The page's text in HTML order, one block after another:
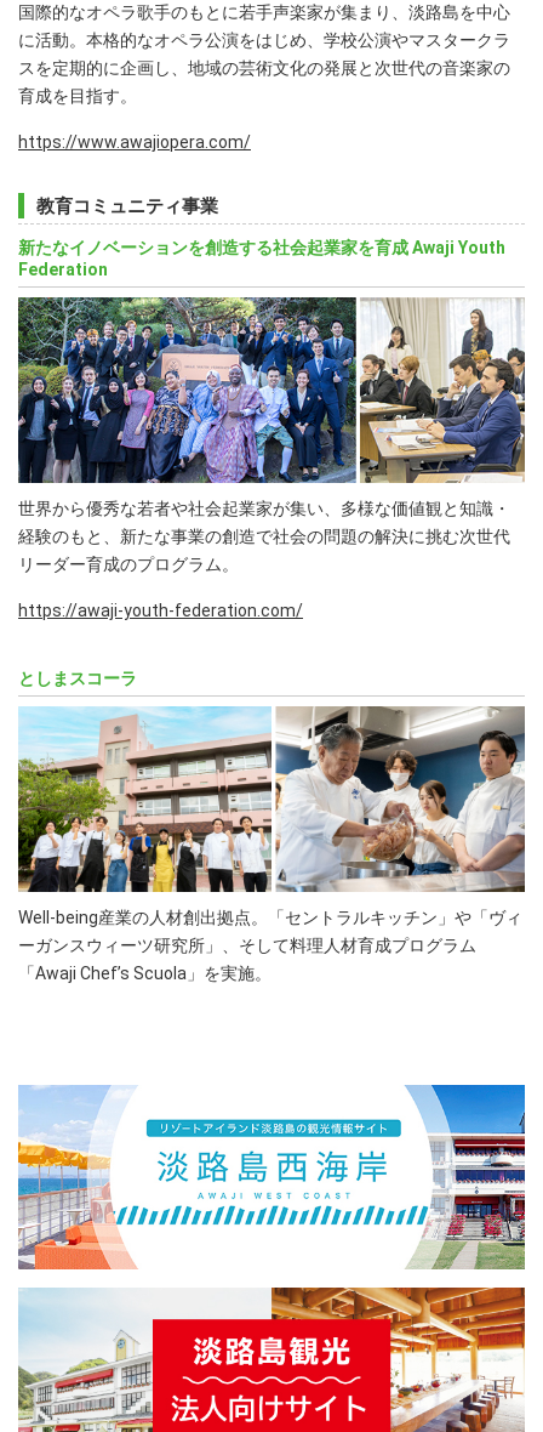
国際的なオペラ歌手のもとに若手声楽家が集まり、淡路島を中心
に活動。本格的なオペラ公演をはじめ、学校公演やマスタークラ
スを定期的に企画し、地域の芸術文化の発展と次世代の音楽家の
育成を目指す。
https://www.awajiopera.com/
教育コミュニティ事業
新たなイノベーションを創造する社会起業家を育成 Awaji Youth
Federation
世界から優秀な若者や社会起業家が集い、多様な価値観と知識・
経験のもと、新たな事業の創造で社会の問題の解決に挑む次世代
リーダー育成のプログラム。
https://awaji-youth-federation.com/
としまスコーラ
Well-being産業の人材創出拠点。「セントラルキッチン」や「ヴィ
ーガンスウィーツ研究所」、そして料理人材育成プログラム
「Awaji Chef’s Scuola」を実施。